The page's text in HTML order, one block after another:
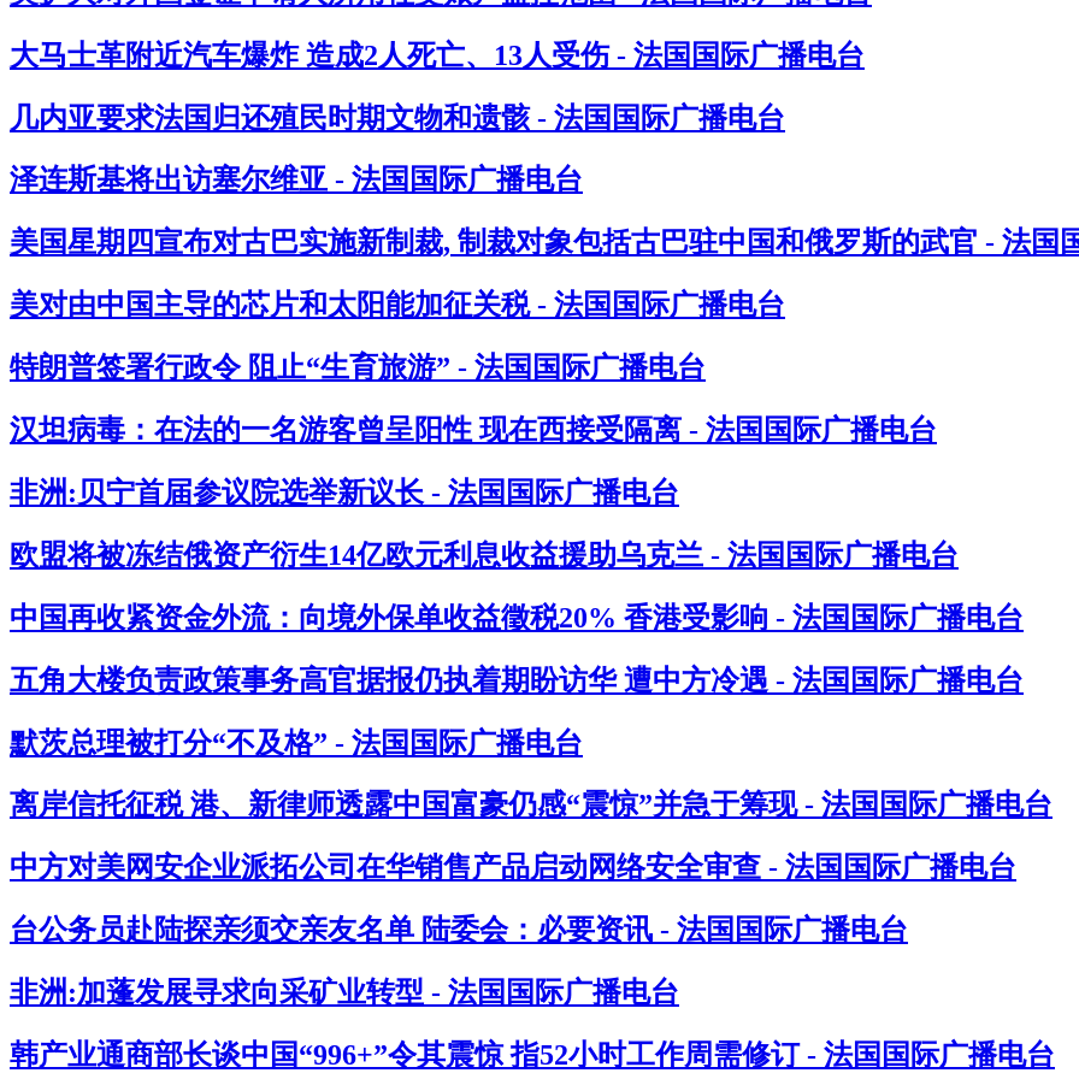
大马士革附近汽车爆炸 造成2人死亡、13人受伤 - 法国国际广播电台
几内亚要求法国归还殖民时期文物和遗骸 - 法国国际广播电台
泽连斯基将出访塞尔维亚 - 法国国际广播电台
美国星期四宣布对古巴实施新制裁, 制裁对象包括古巴驻中国和俄罗斯的武官 - 法国
美对由中国主导的芯片和太阳能加征关税 - 法国国际广播电台
特朗普签署行政令 阻止“生育旅游” - 法国国际广播电台
汉坦病毒：在法的一名游客曾呈阳性 现在西接受隔离 - 法国国际广播电台
非洲:贝宁首届参议院选举新议长 - 法国国际广播电台
欧盟将被冻结俄资产衍生14亿欧元利息收益援助乌克兰 - 法国国际广播电台
中国再收紧资金外流：向境外保单收益徵税20% 香港受影响 - 法国国际广播电台
五角大楼负责政策事务高官据报仍执着期盼访华 遭中方冷遇 - 法国国际广播电台
默茨总理被打分“不及格” - 法国国际广播电台
离岸信托征税 港、新律师透露中国富豪仍感“震惊”并急于筹现 - 法国国际广播电台
中方对美网安企业派拓公司在华销售产品启动网络安全审查 - 法国国际广播电台
台公务员赴陆探亲须交亲友名单 陆委会：必要资讯 - 法国国际广播电台
非洲:加蓬发展寻求向采矿业转型 - 法国国际广播电台
韩产业通商部长谈中国“996+”令其震惊 指52小时工作周需修订 - 法国国际广播电台